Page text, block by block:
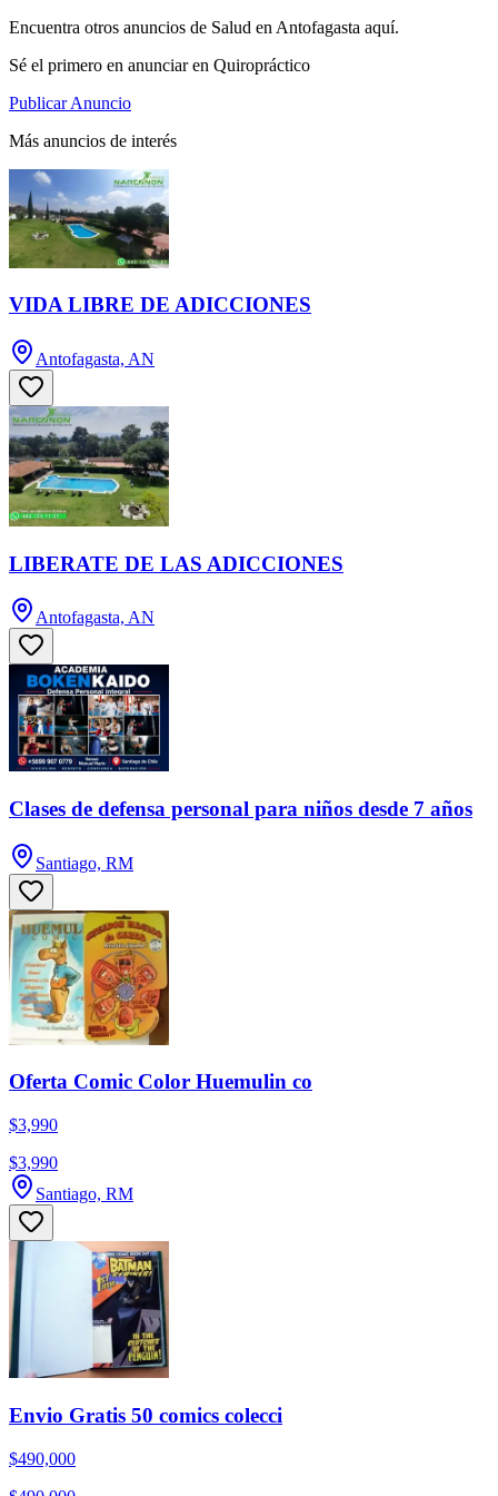
Encuentra otros anuncios de Salud en Antofagasta aquí.
Sé el primero en anunciar en Quiropráctico
Publicar Anuncio
Más anuncios de interés
VIDA LIBRE DE ADICCIONES
Antofagasta, AN
LIBERATE DE LAS ADICCIONES
Antofagasta, AN
Clases de defensa personal para niños desde 7 años
Santiago, RM
Oferta Comic Color Huemulin co
$3,990
$3,990
Santiago, RM
Envio Gratis 50 comics colecci
$490,000